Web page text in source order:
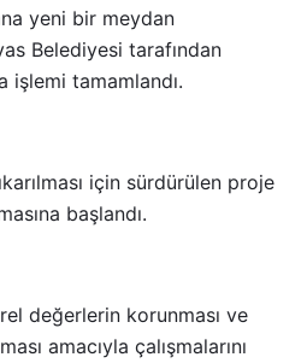
yeni bir meydan
Belediyesi tarafından
işlemi tamamlandı.
için sürdürülen proje
başlandı.
değerlerin korunması ve
amacıyla çalışmalarını